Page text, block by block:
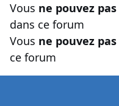
Vous ne pouvez pas
dans ce forum
Vous ne pouvez pas
ce forum